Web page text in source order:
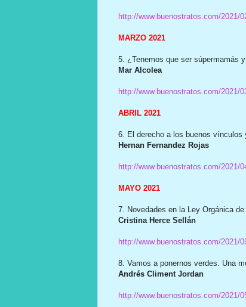
http://www.buenostratos.com/2021/
MARZO 2021
5. ¿Tenemos que ser súpermamás
Mar Alcolea
http://www.buenostratos.com/2021/
ABRIL 2021
6. El derecho a los buenos
Hernan Fernandez Rojas
http://www.buenostratos.com/2021/
MAYO 2021
7. Novedades en la Ley Orgánica
Cristina Herce Sellán
http://www.buenostratos.com/2021/
8. Vamos a ponernos verdes. Una
Andrés Climent Jordan
http://www.buenostratos.com/2021/